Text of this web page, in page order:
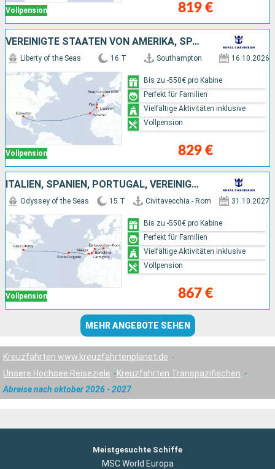
Vollpension 819 €
VEREINIGTE STAATEN VON AMERIKA, SPANIEN, PORTUGAL
Vollpension
Liberty of the Seas 16 T Southampton 16.10.2026
829 €
Bis zu -550€ pro Kabine
Perfekt für Familien
Vielfältige Aktivitäten inklusive
Vollpension
ITALIEN, SPANIEN, PORTUGAL, VEREINIGTE STAATEN VON AMERIKA
Vollpension
Odyssey of the Seas 15 T Civitavecchia - Rom 31.10.2027
867 €
Bis zu -550€ pro Kabine
Perfekt für Familien
Vielfältige Aktivitäten inklusive
Vollpension
MEHR ANGEBOTE SEHEN
Kreuzfahrten www.kreuzfahrtenplanet.de
Unsere Hochsee Reiseziele
Kreuzfahrten Transpazifischen
Abreise nach oktober 2026 - 2027
Meistgesuchte Schiffe
MSC World Europa